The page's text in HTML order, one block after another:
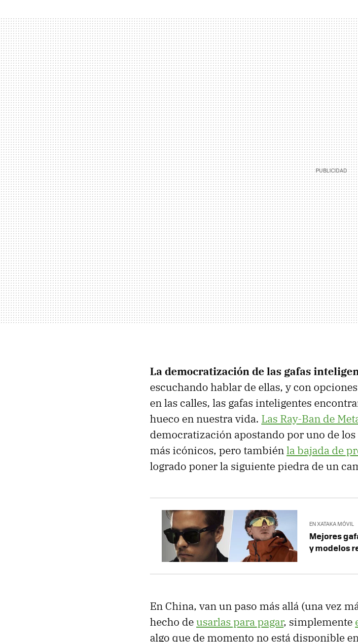
La democratización de las gafas
escuchando hablar de ellas, y con
en las calles, las gafas inteligentes
hueco en nuestra vida. Las Ray-Ban de
democratización apostando por uno de
más icónicos, pero tambiénla bajada de
logrado poner la siguiente piedra de un
EN XATAKA MÓVIL
Mejores
y modelos
En China, van un paso más allá (una vez
hecho deusarlas para pagar, simplemente
algo que de momento no está disponible